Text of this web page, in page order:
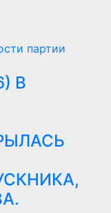
партии
В